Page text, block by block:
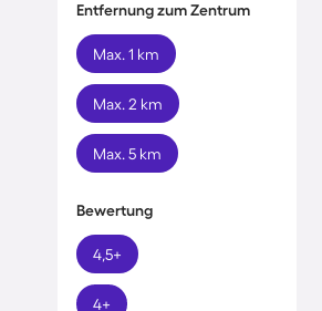
Entfernung zum Zentrum
Max. 1 km
Max. 2 km
Max. 5 km
Bewertung
4,5+
4+